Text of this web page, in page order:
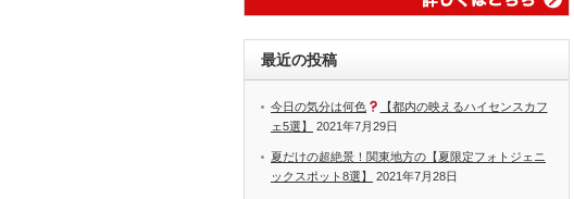
最近の投稿
今日の気分は何色
【都内の映えるハイセンスカフ
ェ5選】
2021年7月29日
夏だけの超絶景！関東地方の【夏限定フォトジェニ
ックスポット8選】
2021年7月28日